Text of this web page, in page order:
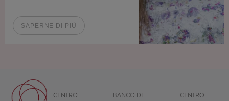
SAPERNE DI PIÙ
CENTRO
BANCO DE
CENTRO